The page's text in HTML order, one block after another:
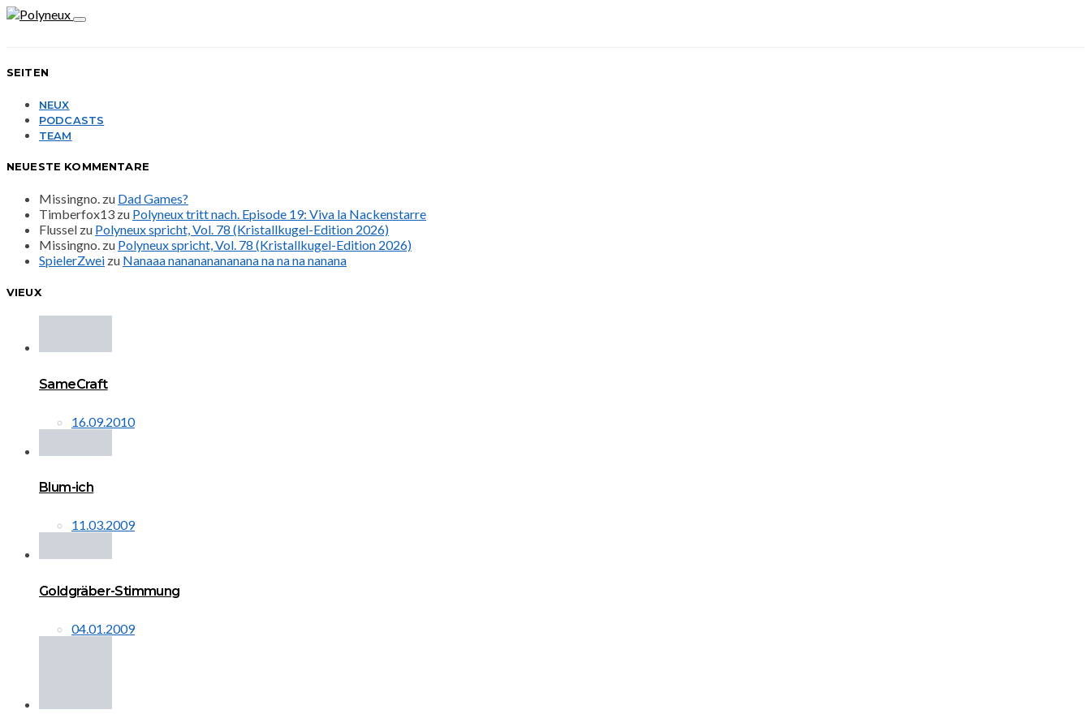
SEITEN
NEUX
PODCASTS
TEAM
NEUESTE KOMMENTARE
Missingno. zu Dad Games?
Timberfox13 zu Polyneux tritt nach. Episode 19: Viva la Nackenstarre
Flussel zu Polyneux spricht, Vol. 78 (Kristallkugel-Edition 2026)
Missingno. zu Polyneux spricht, Vol. 78 (Kristallkugel-Edition 2026)
SpielerZwei zu Nanaaa nanananananana na na na nanana
VIEUX
SameCraft
16.09.2010
Blum-ich
11.03.2009
Goldgräber-Stimmung
04.01.2009